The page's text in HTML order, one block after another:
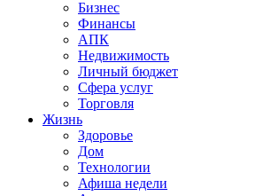
Бизнес
Финансы
АПК
Недвижимость
Личный бюджет
Сфера услуг
Торговля
Жизнь
Здоровье
Дом
Технологии
Афиша недели